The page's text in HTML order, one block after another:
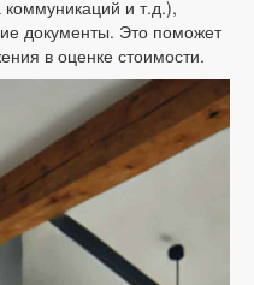
и т.д.),
документы. Это поможет
в оценке стоимости.